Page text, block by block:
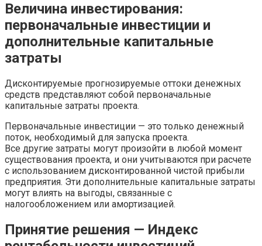
Величина инвестирования:
первоначальные инвестиции и
дополнительные капитальные
затраты
Дисконтируемые прогнозируемые оттоки денежных
средств представляют собой первоначальные
капитальные затраты проекта.
Первоначальные инвестиции — это только денежный
поток, необходимый для запуска проекта.
Все другие затраты могут произойти в любой момент
существования проекта, и они учитываются при расчете
с использованием дисконтированной чистой прибыли
предприятия. Эти дополнительные капитальные затраты
могут влиять на выгоды, связанные с
налогообложением или амортизацией.
Принятие решения — Индекс